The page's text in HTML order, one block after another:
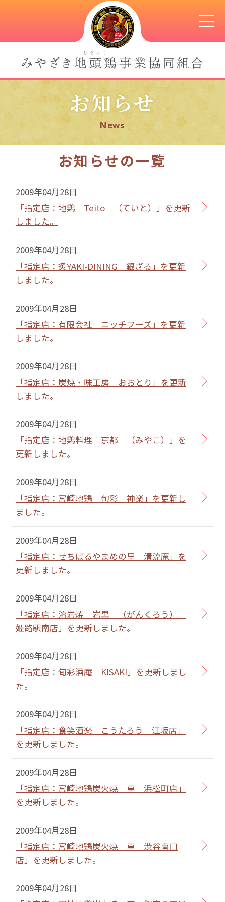
お知らせ
News
お知らせの一覧
2009年04月28日
「指定店：地鶏 Teito （ていと）」を更新
しました。
2009年04月28日
「指定店：炙YAKI-DINING 銀ざる」を更新
しました。
2009年04月28日
「指定店：有限会社 ニッチフーズ」を更新
しました。
2009年04月28日
「指定店：炭焼・味工房 おおとり」を更新
しました。
2009年04月28日
「指定店：地鶏料理 京都 （みやこ）」を
更新しました。
2009年04月28日
「指定店：宮崎地鶏 旬彩 神楽」を更新し
ました。
2009年04月28日
「指定店：せちばるやまめの里 清流庵」を
更新しました。
2009年04月28日
「指定店：溶岩焼 岩黒 （がんくろう）
姫路駅南店」を更新しました。
2009年04月28日
「指定店：旬彩酒庵 KISAKI」を更新しまし
た。
2009年04月28日
「指定店：食笑酒楽 こうたろう 江坂店」
を更新しました。
2009年04月28日
「指定店：宮崎地鶏炭火焼 車 浜松町店」
を更新しました。
2009年04月28日
「指定店：宮崎地鶏炭火焼 車 渋谷南口
店」を更新しました。
2009年04月28日